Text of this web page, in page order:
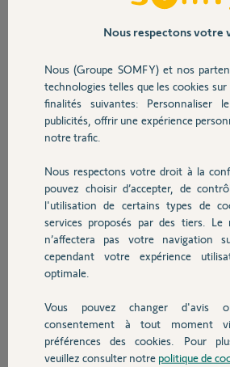
Sécurité
Domotique
Chauffage
Autres produits
Devis avec un pro
Je voudrais savoir s'il est possible monter et
Je voudrais profiter du weekend pour tout
pour la configuration ultérieur du module
galère à configurer ?
Tout mes réglage précédent vont être
François
il y a environ 12 ans
Participer au fil de
Réponses
une petite recherche t'aurait apporté la reponse:
Nous respectons votre
Nous (Groupe SOMFY) et nos
technologies telles que les cookies
finalités suivantes: Personnaliser
publicités, offrir une expérience
notre trafic.
Nous respectons votre droit à la
pouvez choisir d’accepter, de
l'utilisation de certains types de
services proposés par des tiers. Le
n’affectera pas votre navigation
cependant votre expérience
optimale.
Vous pouvez changer d'avis
consentement à tout moment
préférences des cookies. Pour
veuillez consulter notre politique de